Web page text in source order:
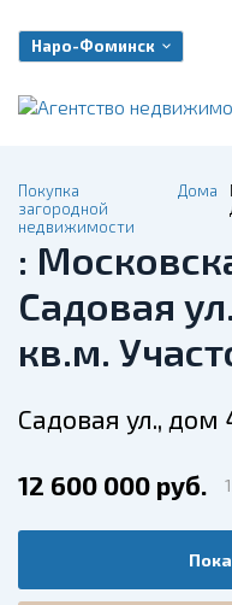
Наро-Фоминск
Покупка
загородной
недвижимости
Дома
:
Садовая
кв.м.
Садовая ул., дом
12 600 000 руб.